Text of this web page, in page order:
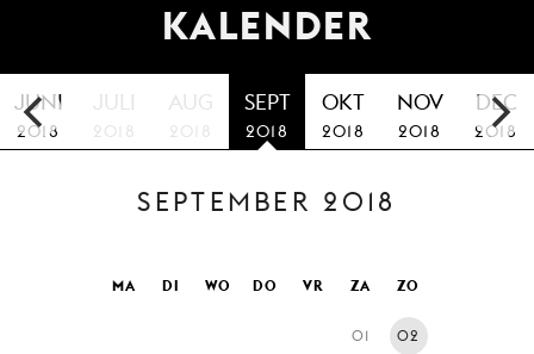
PROGRAMMA
MAGAZINE
TICKETS &
ABONNEMENTEN
BEZOEK
KALENDER
JUNI
2018
JULI
2018
AUG
2018
SEPT
2018
OKT
2018
NOV
2018
DEC
2018
SEPTEMBER 2018
MA DI WO DO VR ZA ZO
01 02